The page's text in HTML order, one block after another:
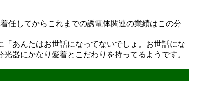
任してからこれまでの誘電体関連の業績はこの分
あんたはお世話になってないでしょ。お世話にな
器にかなり愛着とこだわりを持ってるようです。